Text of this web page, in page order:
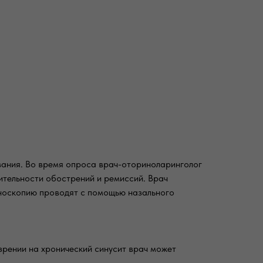
Во время опроса врач-оториноларинголог
обострений и ремиссий. Врач
проводят с помощью назального
на хронический синусит врач может